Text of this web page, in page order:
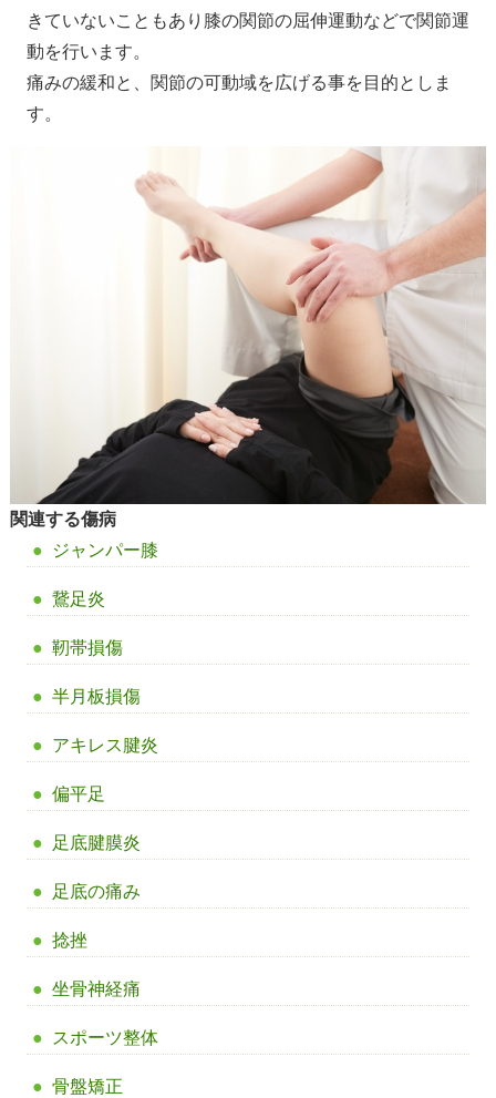
きていないこともあり膝の関節の屈伸運動などで関節運
動を行います。
痛みの緩和と、関節の可動域を広げる事を目的としま
す。
関連する傷病
ジャンパー膝
鵞足炎
靭帯損傷
半月板損傷
アキレス腱炎
偏平足
足底腱膜炎
足底の痛み
捻挫
坐骨神経痛
スポーツ整体
骨盤矯正